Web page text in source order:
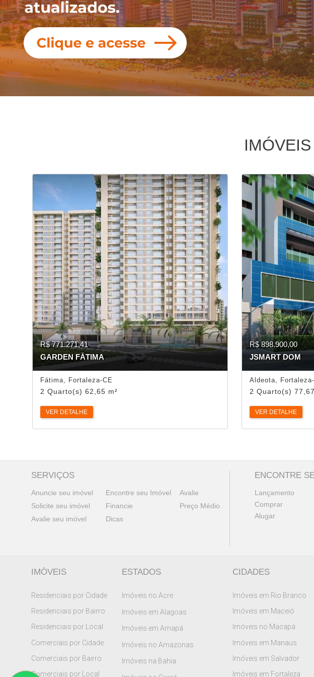
IMÓVEIS
R$ 771.271,41
GARDEN FÁTIMA
Fátima, Fortaleza-CE
2 Quarto(s) 62,65 m²
VER DETALHE
R$ 898.900,00
JSMART DOM
Aldeota,
2 Quarto(s)
VER DETALHE
SERVIÇOS
Anuncie seu imóvel Encontre seu Imóvel
Avalie
Solicite seu imóvel
Financie
Preço Médio
Avalie seu imóvel
Dicas
ENCONTRE
Lançamento
Comprar
Alugar
IMÓVEIS
Residenciais por Cidade
Residenciais por Bairro
Residenciais por Local
Comerciais por Cidade
Comerciais por Bairro
Comerciais por Local
ESTADOS
Imóveis no Acre
Imóveis em Alagoas
Imóveis em Amapá
Imóveis no Amazonas
Imóveis na Bahia
CIDADES
Imóveis em Rio Branco
Imóveis em Maceió
Imóveis no Macapá
Imóveis em Manaus
Imóveis em Salvador
Imóveis em Fortaleza